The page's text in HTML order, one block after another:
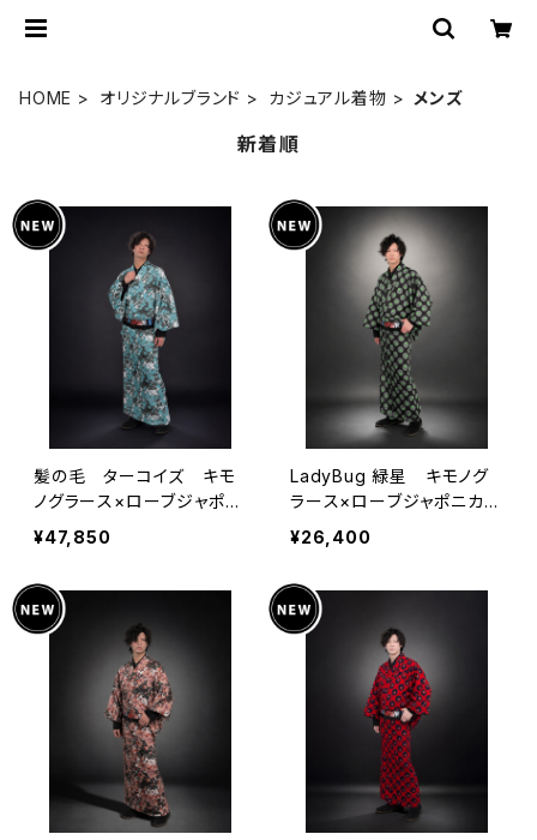
HOME オリジナルブランド カジュアル着物 メンズ
新着順
髪の毛 ターコイズ キモ
ノグラース×ローブジャポニ
カコラボ浴衣 メンズ 麻1
00％
¥47,850
LadyBug 緑星 キモノグ
ラース×ローブジャポニカコ
ラボ浴衣 メンズ 綿10
¥26,400